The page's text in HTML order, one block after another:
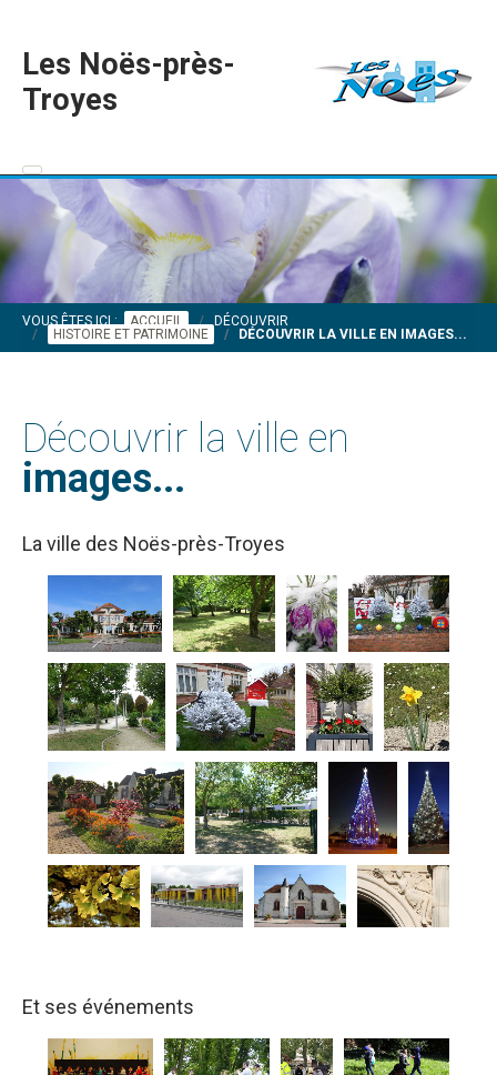
Les Noës-près-
Troyes
VOUS ÊTES ICI : ACCUEIL
DÉCOUVRIR
HISTOIRE ET PATRIMOINE
DÉCOUVRIR LA VILLE EN IMAGES...
Découvrir la ville en
images...
La ville des Noës-près-Troyes
Et ses événements